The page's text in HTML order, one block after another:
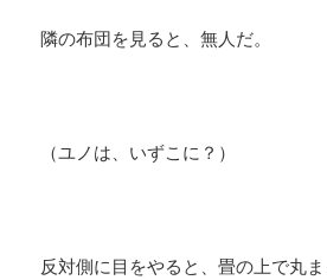
隣の布団を見ると、無人だ。
（ユノは、いずこに？）
反対側に目をやると、畳の上で丸ま